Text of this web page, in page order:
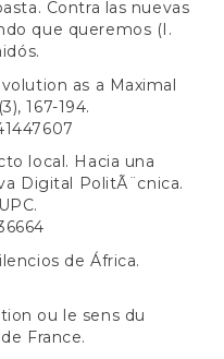
Contra las nuevas
que queremos (I.
as a Maximal
167-194.
local. Hacia una
Digital PolitÃ¨cnica.
de África.
ou le sens du
France.